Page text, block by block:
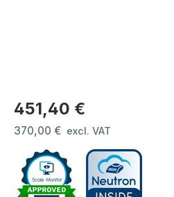
Prezzo normale:
451,40 €
370,00 € excl. VAT